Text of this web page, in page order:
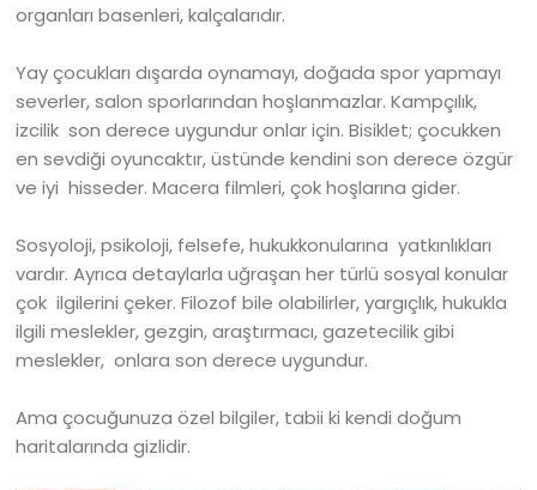
organları basenleri, kalçalarıdır.
Yay çocukları dışarda oynamayı, doğada spor yapmayı
severler, salon sporlarından hoşlanmazlar. Kampçılık,
izcilik son derece uygundur onlar için. Bisiklet; çocukken
en sevdiği oyuncaktır, üstünde kendini son derece özgür
ve iyi hisseder. Macera filmleri, çok hoşlarına gider.
Sosyoloji, psikoloji, felsefe, hukukkonularına yatkınlıkları
vardır. Ayrıca detaylarla uğraşan her türlü sosyal konular
çok ilgilerini çeker. Filozof bile olabilirler, yargıçlık, hukukla
ilgili meslekler, gezgin, araştırmacı, gazetecilik gibi
meslekler, onlara son derece uygundur.
Ama çocuğunuza özel bilgiler, tabii ki kendi doğum
haritalarında gizlidir.